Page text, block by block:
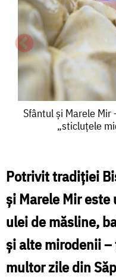
Sfântul
Mir
–
materia
pe
care
Sfântul și Marele Mir
„sticluțele
Potrivit tradiției
și Marele Mir
ulei de măsline,
și alte mirodenii
multor zile din